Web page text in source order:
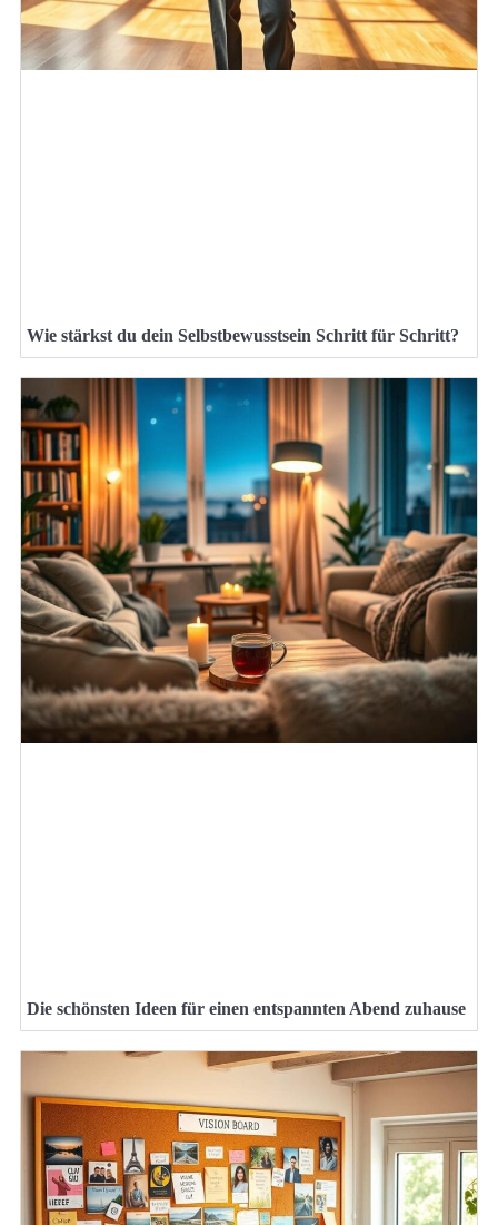
Wie stärkst du dein Selbstbewusstsein Schritt für Schritt?
Die schönsten Ideen für einen entspannten Abend zuhause